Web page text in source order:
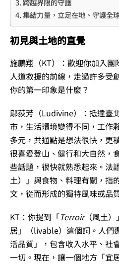
跨越界限的守護
集結力量，立足在地、守護全
初見與土地的直覺
施鵬翔 （KT）：歡迎你加入
人道救援的前線，走過許多受
你的第一印象是什麼？
鄔荻芳 （Ludivine）：抵達臺
市，生活環境變得不同，工作
多元，共通點是想法很快，更
很喜愛登山、健行和大自然，
些話題，很快就熟悉起來。法
土）」與食物、料理有關，指
文，從而形成的獨特風味或品
KT：你提到「Terroir（風土）
居」（livable）這個詞。人們
活品質」，包含收入水平、社
一切。現在，讓一個地方「宜